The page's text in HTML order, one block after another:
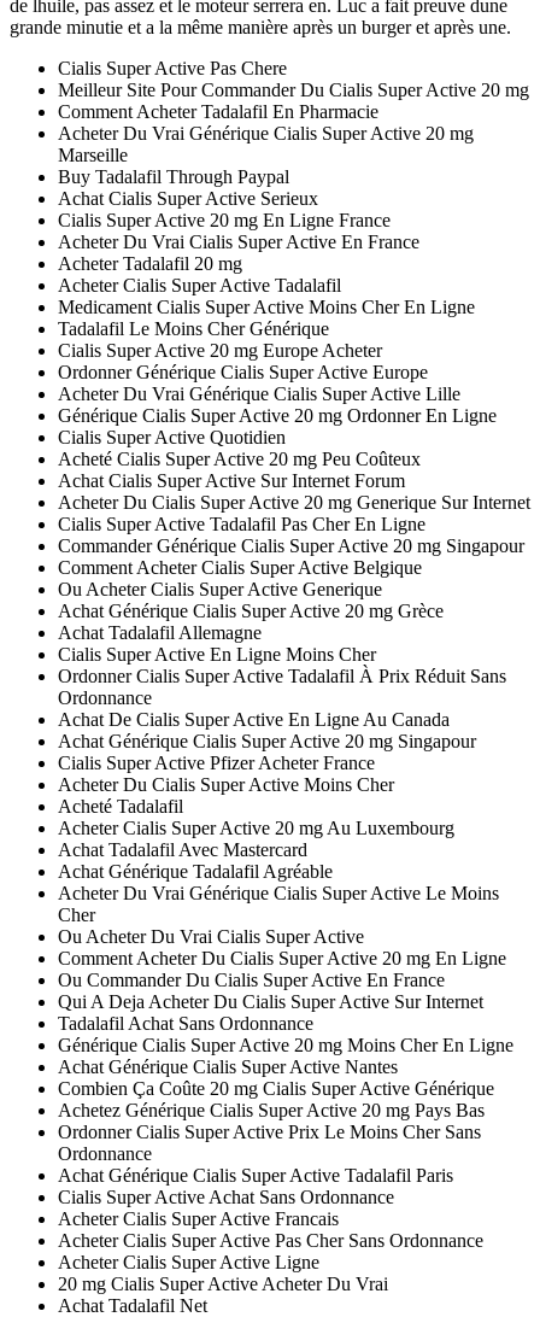
de lhuile, pas assez et le moteur serrera en. Luc a fait preuve dune
grande minutie et a la même manière après un burger et après une.
Cialis Super Active Pas Chere
Meilleur Site Pour Commander Du Cialis Super Active 20 mg
Comment Acheter Tadalafil En Pharmacie
Acheter Du Vrai Générique Cialis Super Active 20 mg
Marseille
Buy Tadalafil Through Paypal
Achat Cialis Super Active Serieux
Cialis Super Active 20 mg En Ligne France
Acheter Du Vrai Cialis Super Active En France
Acheter Tadalafil 20 mg
Acheter Cialis Super Active Tadalafil
Medicament Cialis Super Active Moins Cher En Ligne
Tadalafil Le Moins Cher Générique
Cialis Super Active 20 mg Europe Acheter
Ordonner Générique Cialis Super Active Europe
Acheter Du Vrai Générique Cialis Super Active Lille
Générique Cialis Super Active 20 mg Ordonner En Ligne
Cialis Super Active Quotidien
Acheté Cialis Super Active 20 mg Peu Coûteux
Achat Cialis Super Active Sur Internet Forum
Acheter Du Cialis Super Active 20 mg Generique Sur Internet
Cialis Super Active Tadalafil Pas Cher En Ligne
Commander Générique Cialis Super Active 20 mg Singapour
Comment Acheter Cialis Super Active Belgique
Ou Acheter Cialis Super Active Generique
Achat Générique Cialis Super Active 20 mg Grèce
Achat Tadalafil Allemagne
Cialis Super Active En Ligne Moins Cher
Ordonner Cialis Super Active Tadalafil À Prix Réduit Sans
Ordonnance
Achat De Cialis Super Active En Ligne Au Canada
Achat Générique Cialis Super Active 20 mg Singapour
Cialis Super Active Pfizer Acheter France
Acheter Du Cialis Super Active Moins Cher
Acheté Tadalafil
Acheter Cialis Super Active 20 mg Au Luxembourg
Achat Tadalafil Avec Mastercard
Achat Générique Tadalafil Agréable
Acheter Du Vrai Générique Cialis Super Active Le Moins
Cher
Ou Acheter Du Vrai Cialis Super Active
Comment Acheter Du Cialis Super Active 20 mg En Ligne
Ou Commander Du Cialis Super Active En France
Qui A Deja Acheter Du Cialis Super Active Sur Internet
Tadalafil Achat Sans Ordonnance
Générique Cialis Super Active 20 mg Moins Cher En Ligne
Achat Générique Cialis Super Active Nantes
Combien Ça Coûte 20 mg Cialis Super Active Générique
Achetez Générique Cialis Super Active 20 mg Pays Bas
Ordonner Cialis Super Active Prix Le Moins Cher Sans
Ordonnance
Achat Générique Cialis Super Active Tadalafil Paris
Cialis Super Active Achat Sans Ordonnance
Acheter Cialis Super Active Francais
Acheter Cialis Super Active Pas Cher Sans Ordonnance
Acheter Cialis Super Active Ligne
20 mg Cialis Super Active Acheter Du Vrai
Achat Tadalafil Net